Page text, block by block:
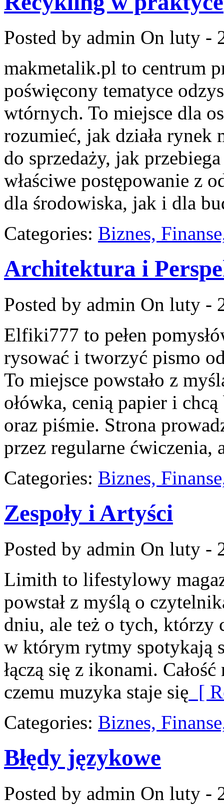
Posted by admin On luty -
makmetalik.pl to centrum
poświęcony tematyce
wtórnych. To miejsce dla
rozumieć, jak działa
do sprzedaży, jak
właściwe postępowanie z
dla środowiska, jak i dla
Categories: Biznes,
Architektura i
Posted by admin On luty -
Elfiki777 to pełen
rysować i tworzyć pismo
To miejsce powstało z
ołówka, cenią papier i
oraz piśmie. Strona
przez regularne ćwiczenia,
Categories: Biznes,
Zespoły i Artyści
Posted by admin On luty -
Limith to lifestylowy
powstał z myślą o
dniu, ale też o tych, którzy
w którym rytmy spotykają
łączą się z ikonami.
czemu muzyka staje się [
Categories: Biznes,
Błędy językowe
Posted by admin On luty -